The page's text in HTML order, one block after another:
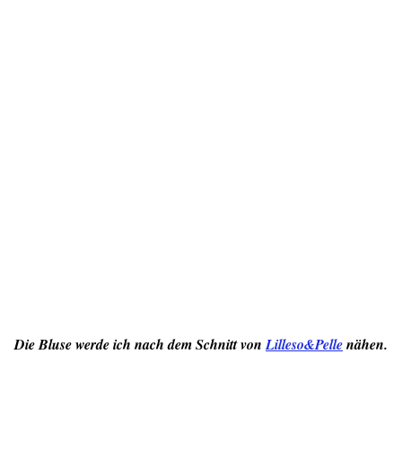
Die Bluse werde ich nach dem Schnitt vonLilleso&Pellenähen.